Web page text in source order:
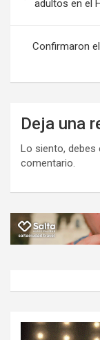
entradas
adultos en el
Confirmaron
Deja una
Lo siento, debes
comentario.